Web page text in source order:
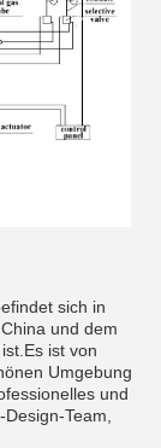
sich in
und dem
ist von
Umgebung
und
Team,